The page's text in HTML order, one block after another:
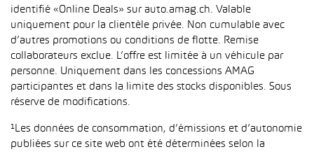
identifié «Online Deals» sur auto.amag.ch. Valable
uniquement pour la clientèle privée. Non cumulable avec
d’autres promotions ou conditions de flotte. Remise
collaborateurs exclue. L’offre est limitée à un véhicule par
personne. Uniquement dans les concessions AMAG
participantes et dans la limite des stocks disponibles. Sous
réserve de modifications.
¹Les données de consommation, d’émissions et d’autonomie
publiées sur ce site web ont été déterminées selon la